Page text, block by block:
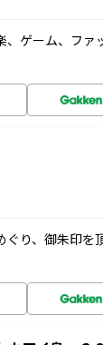
ゲーム、ファ
り、御朱印を